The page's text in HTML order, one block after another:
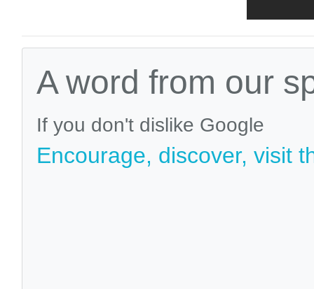
A word from our
If you don't dislike Google
Encourage, discover, visit